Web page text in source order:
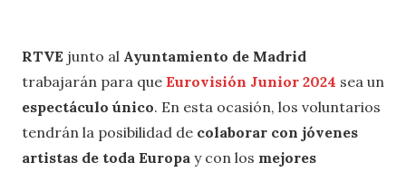
RTVE junto al Ayuntamiento de Madrid
trabajarán para que Eurovisión Junior 2024 sea un
espectáculo único. En esta ocasión, los voluntarios
tendrán la posibilidad de colaborar con jóvenes
artistas de toda Europa y con los mejores